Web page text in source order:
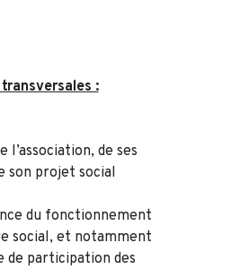
:
l’association, de ses
son projet social
du fonctionnement
social, et notamment
de participation des